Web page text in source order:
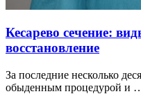
Кесарево сечение:
восстановление
За последние несколько
обыденным процедурой и